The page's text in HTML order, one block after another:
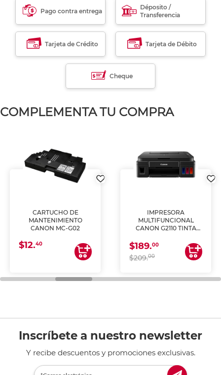
Pago contra entrega
Déposito /
Transferencia
Tarjeta de Crédito Tarjeta de Débito
Cheque
COMPLEMENTA TU COMPRA
CARTUCHO DE
MANTENIMIENTO
CANON MC-G02
$12.40
IMPRESORA
MULTIFUNCIONAL
CANON G2110 TINTA
$189.00
$209.00
Inscríbete a nuestro newsletter
Y recibe descuentos y promociones exclusivas.